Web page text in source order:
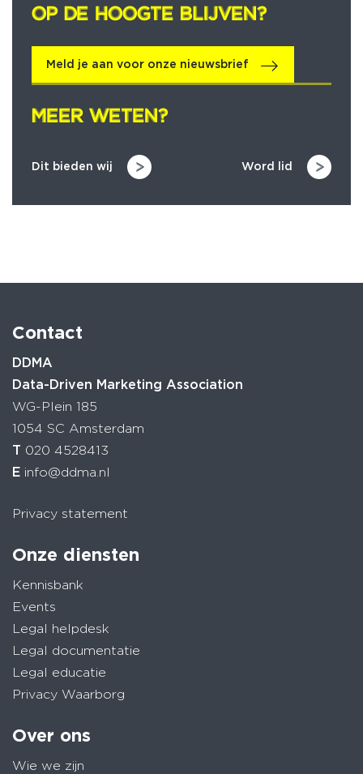
OP DE HOOGTE BLIJVEN?
OP DE HOOGTE BLIJVEN?
Meld je aan voor onze nieuwsbrief
MEER WETEN?
MEER WETEN?
Dit bieden wij Word lid
Contact
DDMA
Data-Driven Marketing Association
WG-Plein 185
1054 SC Amsterdam
T 020 4528413
E info@ddma.nl
Privacy statement
Onze diensten
Kennisbank
Events
Legal helpdesk
Legal documentatie
Legal educatie
Privacy Waarborg
Over ons
Wie we zijn